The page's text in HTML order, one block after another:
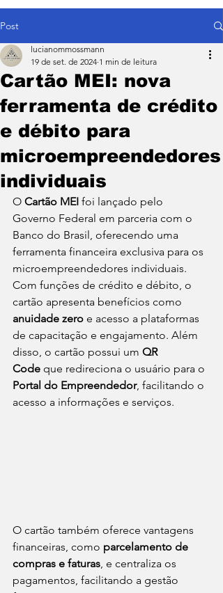
Post
Cartão MEI: nova
ferramenta de crédito
e débito para
microempreendedores
individuais
lucianommossmann
19 de set. de 2024 1 min de leitura
O Cartão MEI foi lançado pelo
Governo Federal em parceria com o
Banco do Brasil, oferecendo uma
ferramenta financeira exclusiva para os
microempreendedores individuais.
Com funções de crédito e débito, o
cartão apresenta benefícios como
anuidade zero e acesso a plataformas
de capacitação e engajamento. Além
disso, o cartão possui um QR
Code que redireciona o usuário para o
Portal do Empreendedor, facilitando o
acesso a informações e serviços.
O cartão também oferece vantagens
financeiras, como parcelamento de
compras e faturas , e centraliza os
pagamentos, facilitando a gestão